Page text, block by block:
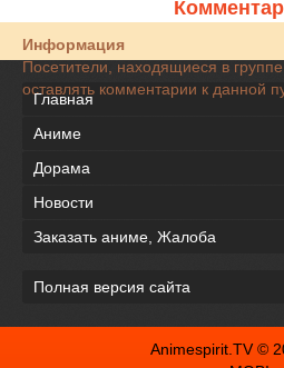
Информация
Посетители, находящиеся в группе
оставлять комментарии к данной
Главная
Аниме
Дорама
Новости
Заказать аниме, Жалоба
Полная версия сайта
Animespirit.TV ©